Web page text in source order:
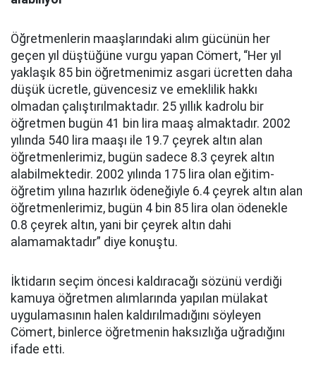
Öğretmenlerin maaşlarındaki alım gücünün her
geçen yıl düştüğüne vurgu yapan Cömert, “Her yıl
yaklaşık 85 bin öğretmenimiz asgari ücretten daha
düşük ücretle, güvencesiz ve emeklilik hakkı
olmadan çalıştırılmaktadır. 25 yıllık kadrolu bir
öğretmen bugün 41 bin lira maaş almaktadır. 2002
yılında 540 lira maaşı ile 19.7 çeyrek altın alan
öğretmenlerimiz, bugün sadece 8.3 çeyrek altın
alabilmektedir. 2002 yılında 175 lira olan eğitim-
öğretim yılına hazırlık ödeneğiyle 6.4 çeyrek altın alan
öğretmenlerimiz, bugün 4 bin 85 lira olan ödenekle
0.8 çeyrek altın, yani bir çeyrek altın dahi
alamamaktadır” diye konuştu.
İktidarın seçim öncesi kaldıracağı sözünü verdiği
kamuya öğretmen alımlarında yapılan mülakat
uygulamasının halen kaldırılmadığını söyleyen
Cömert, binlerce öğretmenin haksızlığa uğradığını
ifade etti.